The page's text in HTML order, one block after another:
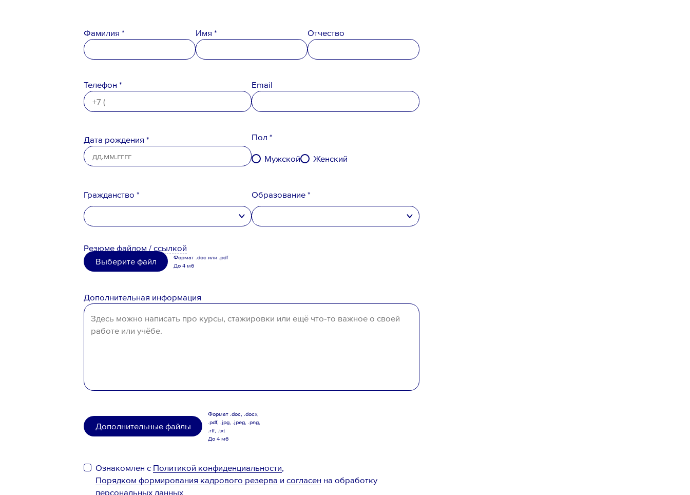
Ознакомлен сПолитикой конфиденциальности,
персональных данных
Фамилия * Имя * Отчество
Телефон * Email
Дата рождения *
Пол *
Мужской
Женский
Гражданство *
Беларусь
Казахстан
Иное
Образование *
Резюмефайлом/ссылкой
Выберите файл
Формат .doc или .pdf
До 4 мб
Дополнительная информация
Дополнительные файлы
Формат .doc, .docx,
.pdf, .jpg, .jpeg, .png,
.rtf, .txt
До 4 мб
Ознакомлен с Политикой конфиденциальности,
Порядком формирования кадрового резерва и согласен на обработку